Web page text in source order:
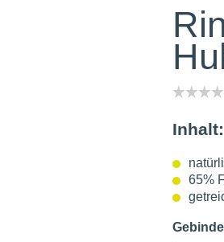
Inhalt:
65%